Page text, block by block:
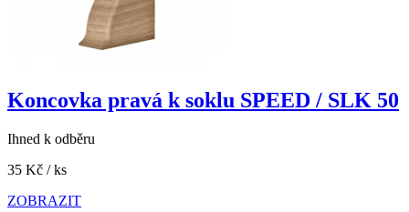
Koncovka pravá k soklu SPEED / SLK 50
Ihned k odběru
35 Kč / ks
ZOBRAZIT